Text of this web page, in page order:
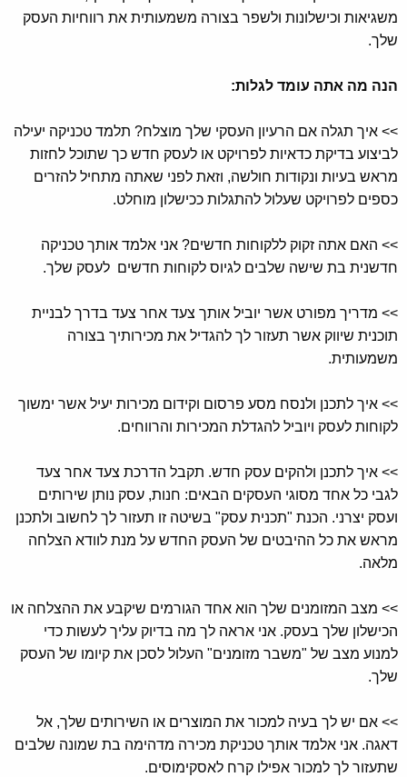
משגיאות וכישלונות ולשפר בצורה משמעותית את רווחיות העסק
שלך.
הנה מה אתה עומד לגלות:
>> איך תגלה אם הרעיון העסקי שלך מוצלח? תלמד טכניקה יעילה
לביצוע בדיקת כדאיות לפרויקט או לעסק חדש כך שתוכל לחזות
מראש בעיות ונקודות חולשה, וזאת לפני שאתה מתחיל להזרים
כספים לפרויקט שעלול להתגלות ככישלון מוחלט.
>> האם אתה זקוק ללקוחות חדשים? אני אלמד אותך טכניקה
חדשנית בת שישה שלבים לגיוס לקוחות חדשים לעסק שלך.
>> מדריך מפורט אשר יוביל אותך צעד אחר צעד בדרך לבניית
תוכנית שיווק אשר תעזור לך להגדיל את מכירותיך בצורה
משמעותית.
>> איך לתכנן ולנסח מסע פרסום וקידום מכירות יעיל אשר ימשוך
לקוחות לעסק ויוביל להגדלת המכירות והרווחים.
>> איך לתכנן ולהקים עסק חדש. תקבל הדרכת צעד אחר צעד
לגבי כל אחד מסוגי העסקים הבאים: חנות, עסק נותן שירותים
ועסק יצרני. הכנת "תכנית עסק" בשיטה זו תעזור לך לחשוב ולתכנן
מראש את כל ההיבטים של העסק החדש על מנת לוודא הצלחה
מלאה.
>> מצב המזומנים שלך הוא אחד הגורמים שיקבע את ההצלחה או
הכישלון שלך בעסק. אני אראה לך מה בדיוק עליך לעשות כדי
למנוע מצב של "משבר מזומנים" העלול לסכן את קיומו של העסק
שלך.
>> אם יש לך בעיה למכור את המוצרים או השירותים שלך, אל
דאגה. אני אלמד אותך טכניקת מכירה מדהימה בת שמונה שלבים
שתעזור לך למכור אפילו קרח לאסקימוסים.